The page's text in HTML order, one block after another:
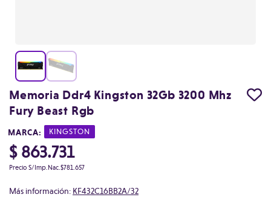
Memoria Ddr4 Kingston 32Gb 3200 Mhz
Fury Beast Rgb
|
MARCA: KINGSTON
$ 863.731
Precio S/Imp.Nac.$781.657
Más información: KF432C16BB2A/32